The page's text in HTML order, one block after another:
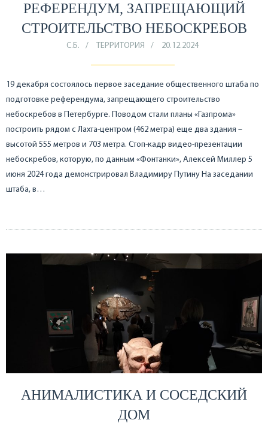
РЕФЕРЕНДУМ, ЗАПРЕЩАЮЩИЙ
СТРОИТЕЛЬСТВО НЕБОСКРЕБОВ
С.Б. ТЕРРИТОРИЯ 20.12.2024
19 декабря состоялось первое заседание общественного штаба по
подготовке референдума, запрещающего строительство
небоскребов в Петербурге. Поводом стали планы «Газпрома»
построить рядом с Лахта-центром (462 метра) еще два здания –
высотой 555 метров и 703 метра. Стоп-кадр видео-презентации
небоскребов, которую, по данным «Фонтанки», Алексей Миллер 5
июня 2024 года демонстрировал Владимиру Путину На заседании
штаба, в…
АНИМАЛИСТИКА И СОСЕДСКИЙ
ДОМ